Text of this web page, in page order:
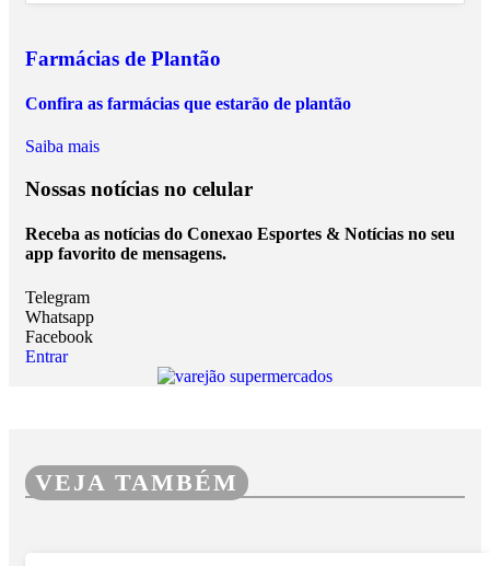
Farmácias de Plantão
Confira as farmácias que estarão de plantão
Saiba mais
Nossas notícias no celular
Receba as notícias do Conexao Esportes & Notícias no seu
app favorito de mensagens.
Telegram
Whatsapp
Facebook
Entrar
VEJA TAMBÉM